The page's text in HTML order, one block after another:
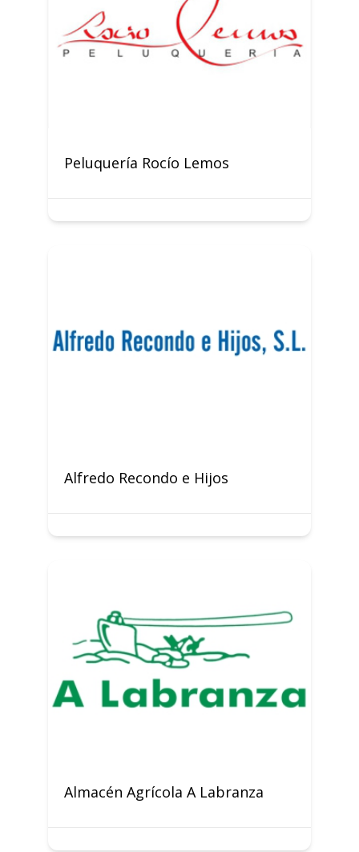
Peluquería Rocío Lemos
Alfredo Recondo e Hijos
Almacén Agrícola A Labranza